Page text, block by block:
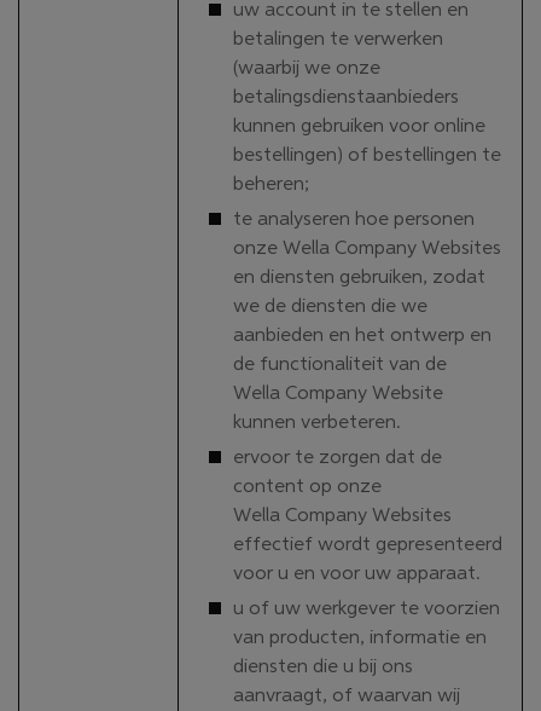
uw account in te stellen en
betalingen te verwerken
(waarbij we onze
betalingsdienstaanbieders
kunnen gebruiken voor online
bestellingen) of bestellingen te
beheren;
te analyseren hoe personen
onze Wella Company Websites
en diensten gebruiken, zodat
we de diensten die we
aanbieden en het ontwerp en
de functionaliteit van de
Wella Company Website
kunnen verbeteren.
ervoor te zorgen dat de
content op onze
Wella Company Websites
effectief wordt gepresenteerd
voor u en voor uw apparaat.
u of uw werkgever te voorzien
van producten, informatie en
diensten die u bij ons
aanvraagt, of waarvan wij